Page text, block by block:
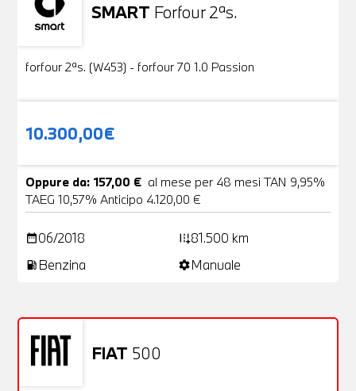
SMART Forfour 2ªs.
Usato
forfour 2ªs. (W453) - forfour 70 1.0 Passion
10.300,00€
Oppure da: 157,00 € al mese per 48 mesi TAN 9,95%
TAEG 10,57% Anticipo 4.120,00 €
date_range06/2018 add_road81.500 km
local_gas_station Benzina settingsManuale
FIAT 500
Usato